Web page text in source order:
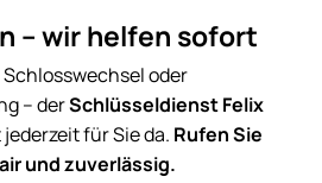
– wir helfen sofort
oder
– derSchlüsseldienst Felix
jederzeit für Sie da. Rufen Sie
und zuverlässig.